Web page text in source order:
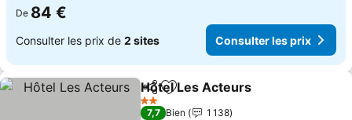
De 84 €
Consulter les prix de 2 sites Consulter les prix
PartagerAjouter à mes favoris
Hôtel Les Acteurs
2 Étoiles
7,7 Bien
1 138